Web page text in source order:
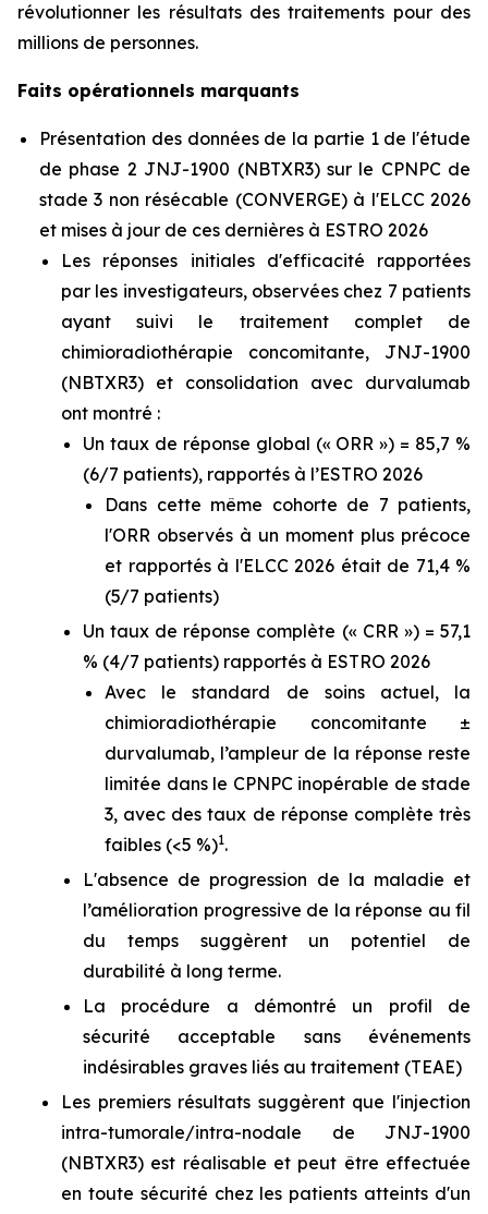
révolutionner les résultats des traitements pour des
millions de personnes.
Faits opérationnels marquants
Présentation des données de la partie 1 de l'étude
de phase 2 JNJ-1900 (NBTXR3) sur le CPNPC de
stade 3 non résécable (CONVERGE) à l'ELCC 2026
et mises à jour de ces dernières à ESTRO 2026
Les réponses initiales d'efficacité rapportées
par les investigateurs, observées chez 7 patients
ayant suivi le traitement complet de
chimioradiothérapie concomitante, JNJ-1900
(NBTXR3) et consolidation avec durvalumab
ont montré :
Un taux de réponse global (« ORR ») = 85,7 %
(6/7 patients), rapportés à l’ESTRO 2026
Dans cette même cohorte de 7 patients,
l'ORR observés à un moment plus précoce
et rapportés à l'ELCC 2026 était de 71,4 %
(5/7 patients)
Un taux de réponse complète (« CRR ») = 57,1
% (4/7 patients) rapportés à ESTRO 2026
Avec le standard de soins actuel, la
chimioradiothérapie concomitante ±
durvalumab, l’ampleur de la réponse reste
limitée dans le CPNPC inopérable de stade
3, avec des taux de réponse complète très
faibles (<5 %)1.
L'absence de progression de la maladie et
l’amélioration progressive de la réponse au fil
du temps suggèrent un potentiel de
durabilité à long terme.
La procédure a démontré un profil de
sécurité acceptable sans événements
indésirables graves liés au traitement (TEAE)
Les premiers résultats suggèrent que l'injection
intra-tumorale/intra-nodale de JNJ-1900
(NBTXR3) est réalisable et peut être effectuée
en toute sécurité chez les patients atteints d'un